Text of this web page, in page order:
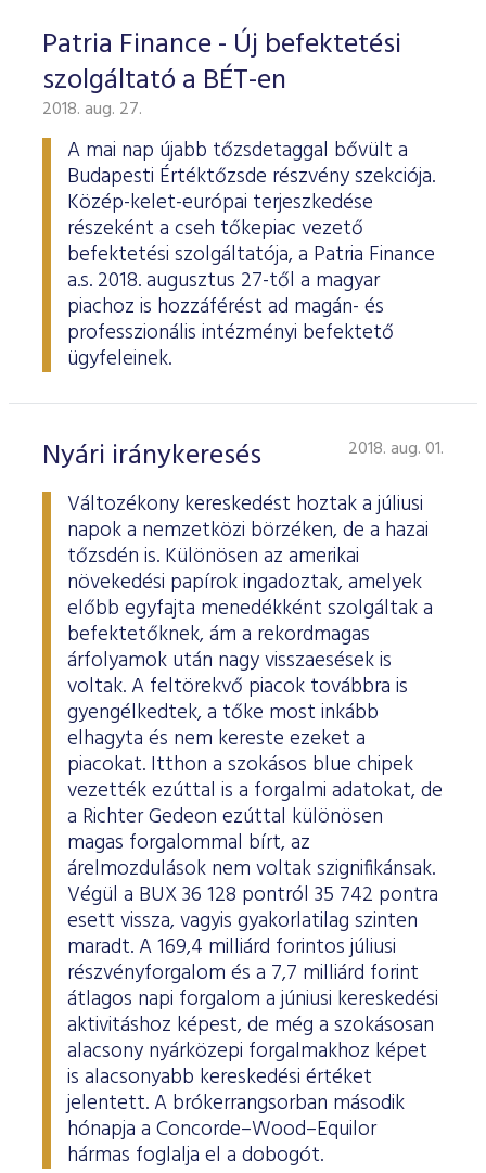
Patria Finance - Új befektetési
szolgáltató a BÉT-en
2018. aug. 27.
A mai nap újabb tőzsdetaggal bővült a
Budapesti Értéktőzsde részvény szekciója.
Közép-kelet-európai terjeszkedése
részeként a cseh tőkepiac vezető
befektetési szolgáltatója, a Patria Finance
a.s. 2018. augusztus 27-től a magyar
piachoz is hozzáférést ad magán- és
professzionális intézményi befektető
ügyfeleinek.
Nyári iránykeresés 2018. aug. 01.
Változékony kereskedést hoztak a júliusi
napok a nemzetközi börzéken, de a hazai
tőzsdén is. Különösen az amerikai
növekedési papírok ingadoztak, amelyek
előbb egyfajta menedékként szolgáltak a
befektetőknek, ám a rekordmagas
árfolyamok után nagy visszaesések is
voltak. A feltörekvő piacok továbbra is
gyengélkedtek, a tőke most inkább
elhagyta és nem kereste ezeket a
piacokat. Itthon a szokásos blue chipek
vezették ezúttal is a forgalmi adatokat, de
a Richter Gedeon ezúttal különösen
magas forgalommal bírt, az
árelmozdulások nem voltak szignifikánsak.
Végül a BUX 36 128 pontról 35 742 pontra
esett vissza, vagyis gyakorlatilag szinten
maradt. A 169,4 milliárd forintos júliusi
részvényforgalom és a 7,7 milliárd forint
átlagos napi forgalom a júniusi kereskedési
aktivitáshoz képest, de még a szokásosan
alacsony nyárközepi forgalmakhoz képet
is alacsonyabb kereskedési értéket
jelentett. A brókerrangsorban második
hónapja a Concorde–Wood–Equilor
hármas foglalja el a dobogót.